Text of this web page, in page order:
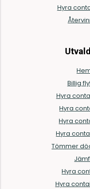
Hyra
Billig
Hyra
Hyra
Hyra
Hyra
Tömmer
Hyra
Hyra